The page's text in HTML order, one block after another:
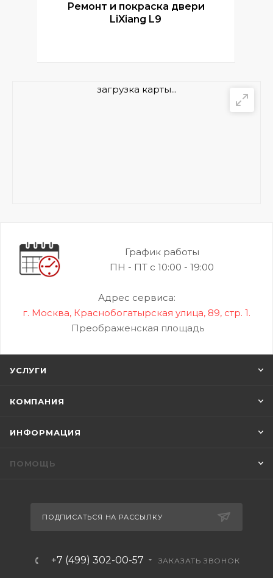
Ремонт и покраска двери
LiXiang L9
загрузка карты...
График работы
ПН - ПТ с 10:00 - 19:00
Адрес сервиса:
г. Москва, Краснобогатырская улица, 89, стр. 1.
Преображенская площадь
УСЛУГИ
КОМПАНИЯ
ИНФОРМАЦИЯ
ПОМОЩЬ
ПОДПИСАТЬСЯ НА РАССЫЛКУ
+7 (499) 302-00-57 ЗАКАЗАТЬ ЗВОНОК